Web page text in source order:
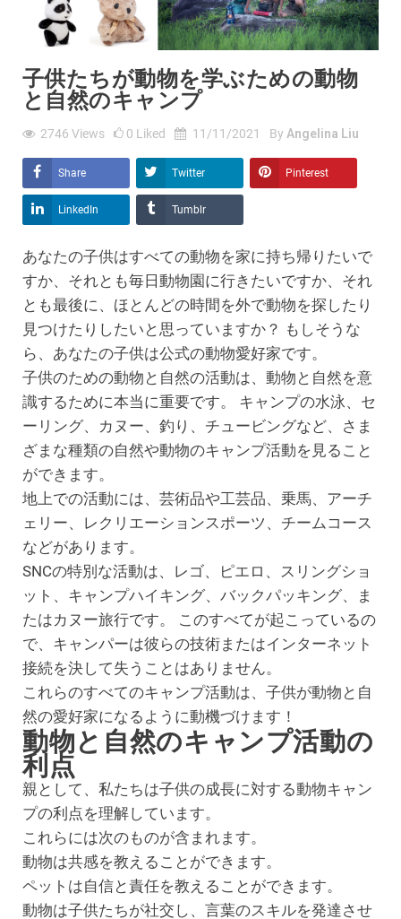
子供たちが動物を学ぶための動物
と自然のキャンプ
2746 Views 0 Liked 11/11/2021 By Angelina Liu
Share Twitter Pinterest
LinkedIn Tumblr
あなたの子供はすべての動物を家に持ち帰りたいで
すか、それとも毎日動物園に行きたいですか、それ
とも最後に、ほとんどの時間を外で動物を探したり
見つけたりしたいと思っていますか？ もしそうな
ら、あなたの子供は公式の動物愛好家です。
子供のための動物と自然の活動は、動物と自然を意
識するために本当に重要です。 キャンプの水泳、セ
ーリング、カヌー、釣り、チュービングなど、さま
ざまな種類の自然や動物のキャンプ活動を見ること
ができます。
地上での活動には、芸術品や工芸品、乗馬、アーチ
ェリー、レクリエーションスポーツ、チームコース
などがあります。
SNCの特別な活動は、レゴ、ピエロ、スリングショ
ット、キャンプハイキング、バックパッキング、ま
たはカヌー旅行です。 このすべてが起こっているの
で、キャンパーは彼らの技術またはインターネット
接続を決して失うことはありません。
これらのすべてのキャンプ活動は、子供が動物と自
然の愛好家になるように動機づけます！
動物と自然のキャンプ活動の
利点
親として、私たちは子供の成長に対する動物キャン
プの利点を理解しています。
これらには次のものが含まれます。
動物は共感を教えることができます。
ペットは自信と責任を教えることができます。
動物は子供たちが社交し、言葉のスキルを発達させ